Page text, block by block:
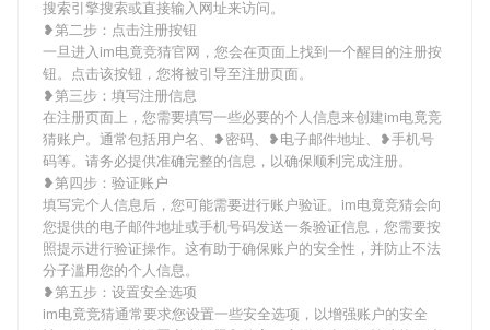
搜索引擎搜索或直接输入网址来访问。
❥第二步：点击注册按钮
一旦进入im电竟竞猜官网，您会在页面上找到一个醒目的注册按
钮。点击该按钮，您将被引导至注册页面。
❥第三步：填写注册信息
在注册页面上，您需要填写一些必要的个人信息来创建im电竟竞
猜账户。通常包括用户名、❥密码、❥电子邮件地址、❥手机号
码等。请务必提供准确完整的信息，以确保顺利完成注册。
❥第四步：验证账户
填写完个人信息后，您可能需要进行账户验证。im电竟竞猜会向
您提供的电子邮件地址或手机号码发送一条验证信息，您需要按
照提示进行验证操作。这有助于确保账户的安全性，并防止不法
分子滥用您的个人信息。
❥第五步：设置安全选项
im电竟竞猜通常要求您设置一些安全选项，以增强账户的安全